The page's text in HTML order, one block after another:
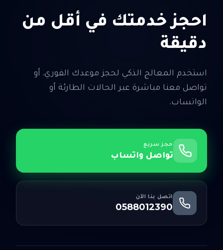
احجز خدمتك في أقل من
دقيقة
استخدم المعالج الذكي لحجز موعدك الفوري. أو
تواصل معنا مباشرة عبر الحالات الطارئة أو
الواتساب.
حجز سريع
تواصل واتساب
اتصل بنا الآن
0588012390